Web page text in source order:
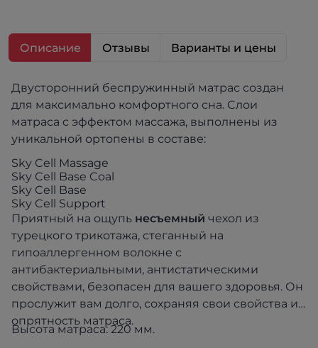
Описание Отзывы Варианты и цены
Двусторонний беспружинный матрас создан
для максимально комфортного сна. Cлои
матраса с эффектом массажа, выполнены из
уникальной ортопены в составе:
Sky Cell Massage
Sky Cell Base Coal
Sky Cell Base
Sky Cell Support
Приятный на ощупь несъемный чехол из
турецкого трикотажа, стеганный на
гипоаллергенном волокне с
антибактериальными, антистатическими
свойствами, безопасен для вашего здоровья. Он
прослужит вам долго, сохраняя свои свойства и
опрятность матраса.
Высота матраса: 220 мм.